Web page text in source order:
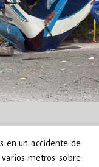
en un accidente de
metros sobre